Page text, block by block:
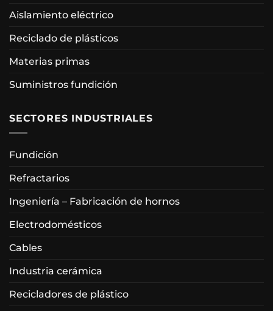
Aislamiento eléctrico
Reciclado de plásticos
Materias primas
Suministros fundición
SECTORES INDUSTRIALES
Fundición
Refractarios
Ingeniería – Fabricación de hornos
Electrodomésticos
Cables
Industria cerámica
Recicladores de plástico